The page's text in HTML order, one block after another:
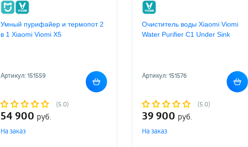
Умный пурифайер и термопот 2
в 1 Xiaomi Viomi X5
Артикул: 151559
(5.0)
54 900 руб.
На заказ
Очиститель воды Xiaomi Viomi
Water Purifier C1 Under Sink
Артикул: 151576
(5.0)
39 900 руб.
На заказ